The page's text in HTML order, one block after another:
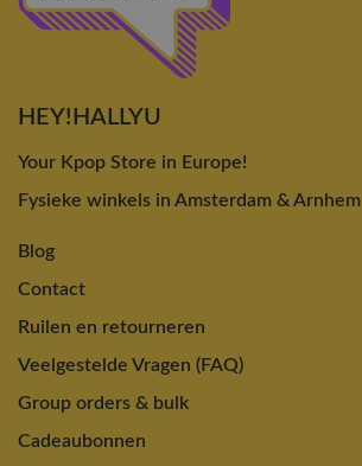
HEY!HALLYU
Your Kpop Store in Europe!
Fysieke winkels in Amsterdam & Arnhem
Blog
Contact
Ruilen en retourneren
Veelgestelde Vragen (FAQ)
Group orders & bulk
Cadeaubonnen